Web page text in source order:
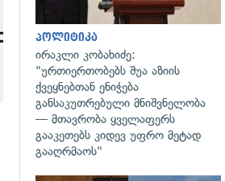
პოლიტიკა
ირაკლი კობახიძე:
"ურთიერთობებს შუა აზიის
ქვეყნებთან ენიჭება
განსაკუთრებული მნიშვნელობა
— მთავრობა ყველაფერს
გააკეთებს კიდევ უფრო მეტად
გააღრმაოს"